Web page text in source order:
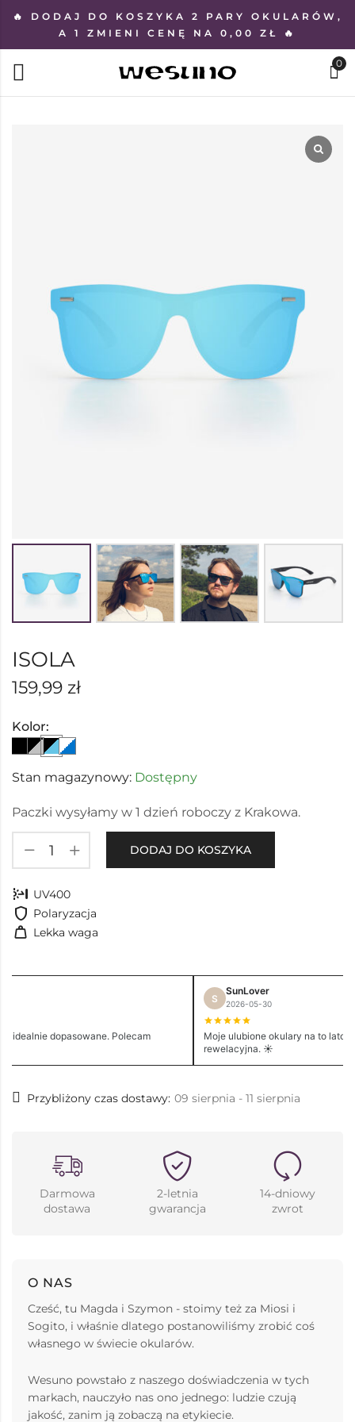
🔥 DODAJ DO KOSZYKA 2 PARY OKULARÓW,
A 1 ZMIENI CENĘ NA 0,00 ZŁ 🔥
0
ISOLA
159,99 zł
Kolor:
Stan magazynowy: Dostępny
Paczki wysyłamy w 1 dzień roboczy z Krakowa.
DODAJ DO KOSZYKA
nest_sunblock UV400
shield Polaryzacja
weight Lekka waga
i idealnie dopasowane. Polecam
S
SunLover
2026-05-30
Moje ulubione okulary na to lato.
rewelacyjna. ☀️
Przybliżony czas dostawy: 09 sierpnia - 11 sierpnia
Darmowa
dostawa
2-letnia
gwarancja
14-dniowy
zwrot
O NAS
Cześć, tu Magda i Szymon - stoimy też za Miosi i
Sogito, i właśnie dlatego postanowiliśmy zrobić coś
własnego w świecie okularów.
Wesuno powstało z naszego doświadczenia w tych
markach, nauczyło nas ono jednego: ludzie czują
jakość, zanim ją zobaczą na etykiecie.